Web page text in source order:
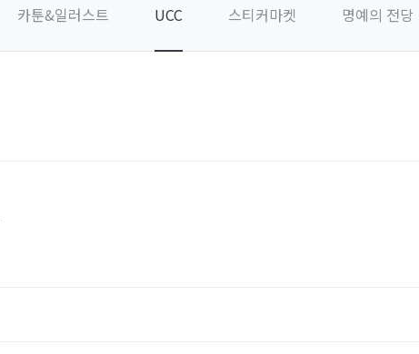
카툰&일러스트 UCC 스티커마켓 명예의 전당